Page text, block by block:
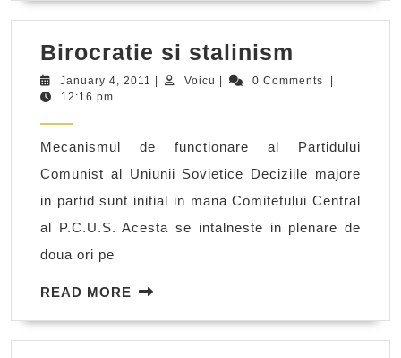
Birocratie si stalinism
si
January 4, 2011
January
| Voicu Voicu
| 0 Comments
|
12:16 pm
Mecanismul de functionare al Partidului
Comunist al Uniunii Sovietice Deciziile majore
in partid sunt initial in mana Comitetului Central
al P.C.U.S. Acesta se intalneste in plenare de
doua ori pe
READ MORE READ